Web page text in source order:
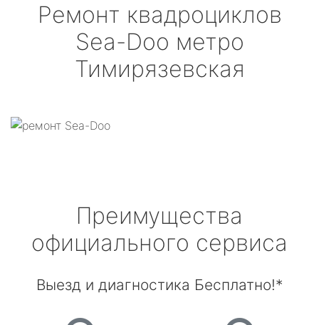
Ремонт квадроциклов
Sea-Doo метро
Тимирязевская
Преимущества
официального сервиса
Выезд и диагностика Бесплатно!*